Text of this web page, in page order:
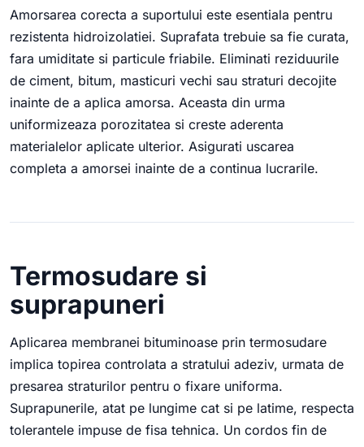
Amorsarea corecta a suportului este esentiala pentru
rezistenta hidroizolatiei. Suprafata trebuie sa fie curata,
fara umiditate si particule friabile. Eliminati reziduurile
de ciment, bitum, masticuri vechi sau straturi decojite
inainte de a aplica amorsa. Aceasta din urma
uniformizeaza porozitatea si creste aderenta
materialelor aplicate ulterior. Asigurati uscarea
completa a amorsei inainte de a continua lucrarile.
Termosudare si
suprapuneri
Aplicarea membranei bituminoase prin termosudare
implica topirea controlata a stratului adeziv, urmata de
presarea straturilor pentru o fixare uniforma.
Suprapunerile, atat pe lungime cat si pe latime, respecta
tolerantele impuse de fisa tehnica. Un cordos fin de